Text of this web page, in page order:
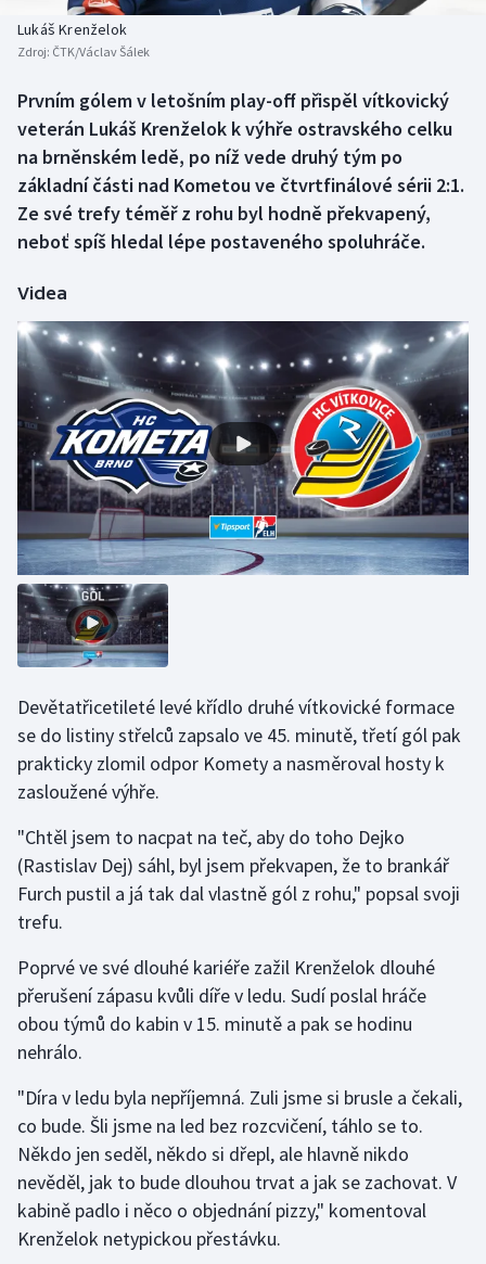
Biatlon
Box
Curling
Dostihy
Florbal
Futsal
Golf
Gymnastika
Házená
Jezdectví
Judo
Krasobruslení
Lezení
Lyže a snowboard
Moderní pětiboj
Motorsport
Olympijské hry
Parasport
Plavání
Ragby
Rychlobruslení
Rychlostní kanoistika
Aplikace ČT sport
Lukáš Krenželok
Zdroj: ČTK/Václav Šálek
Prvním gólem v letošním play-off přispěl vítkovický
veterán Lukáš Krenželok k výhře ostravského celku
na brněnském ledě, po níž vede druhý tým po
základní části nad Kometou ve čtvrtfinálové sérii 2:1.
Ze své trefy téměř z rohu byl hodně překvapený,
neboť spíš hledal lépe postaveného spoluhráče.
Videa
Devětatřicetileté levé křídlo druhé vítkovické formace
se do listiny střelců zapsalo ve 45. minutě, třetí gól pak
prakticky zlomil odpor Komety a nasměroval hosty k
zasloužené výhře.
"Chtěl jsem to nacpat na teč, aby do toho Dejko
(Rastislav Dej) sáhl, byl jsem překvapen, že to brankář
Furch pustil a já tak dal vlastně gól z rohu," popsal svoji
trefu.
Poprvé ve své dlouhé kariéře zažil Krenželok dlouhé
přerušení zápasu kvůli díře v ledu. Sudí poslal hráče
obou týmů do kabin v 15. minutě a pak se hodinu
nehrálo.
"Díra v ledu byla nepříjemná. Zuli jsme si brusle a čekali,
co bude. Šli jsme na led bez rozcvičení, táhlo se to.
Někdo jen seděl, někdo si dřepl, ale hlavně nikdo
nevěděl, jak to bude dlouhou trvat a jak se zachovat. V
kabině padlo i něco o objednání pizzy," komentoval
Krenželok netypickou přestávku.